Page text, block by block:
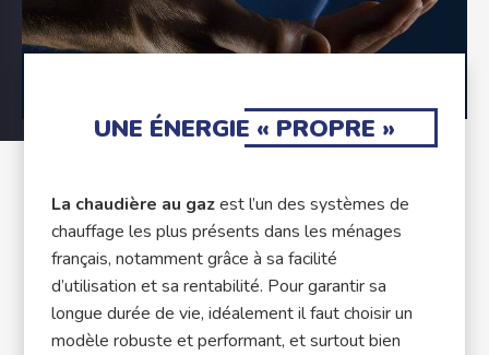
UNE ÉNERGIE « PROPRE »
La chaudière au gazest l’un des systèmes de
chauffage les plus présents dans les ménages
français, notamment grâce à sa facilité
d’utilisation et sa rentabilité. Pour garantir sa
longue durée de vie, idéalement il faut choisir un
modèle robuste et performant, et surtout bien